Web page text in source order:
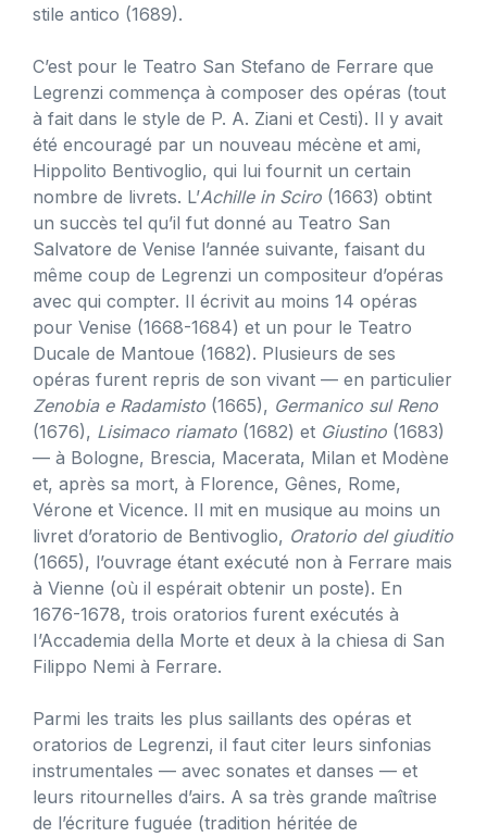
stile antico (1689).
C’est pour le Teatro San Stefano de Ferrare que
Legrenzi commença à composer des opéras (tout
à fait dans le style de P. A. Ziani et Cesti). Il y avait
été encouragé par un nouveau mécène et ami,
Hippolito Bentivoglio, qui lui fournit un certain
nombre de livrets. L’Achille in Sciro (1663) obtint
un succès tel qu’il fut donné au Teatro San
Salvatore de Venise l’année suivante, faisant du
même coup de Legrenzi un compositeur d’opéras
avec qui compter. Il écrivit au moins 14 opéras
pour Venise (1668-1684) et un pour le Teatro
Ducale de Mantoue (1682). Plusieurs de ses
opéras furent repris de son vivant — en particulier
Zenobia e Radamisto (1665), Germanico sul Reno
(1676), Lisimaco riamato (1682) et Giustino (1683)
— à Bologne, Brescia, Macerata, Milan et Modène
et, après sa mort, à Florence, Gênes, Rome,
Vérone et Vicence. Il mit en musique au moins un
livret d’oratorio de Bentivoglio, Oratorio del giuditio
(1665), l’ouvrage étant exécuté non à Ferrare mais
à Vienne (où il espérait obtenir un poste). En
1676-1678, trois oratorios furent exécutés à
I’Accademia della Morte et deux à la chiesa di San
Filippo Nemi à Ferrare.
Parmi les traits les plus saillants des opéras et
oratorios de Legrenzi, il faut citer leurs sinfonias
instrumentales — avec sonates et danses — et
leurs ritournelles d’airs. A sa très grande maîtrise
de l’écriture fuguée (tradition héritée de